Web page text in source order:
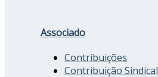
Associado
Contribuições
Contribuição Sindical